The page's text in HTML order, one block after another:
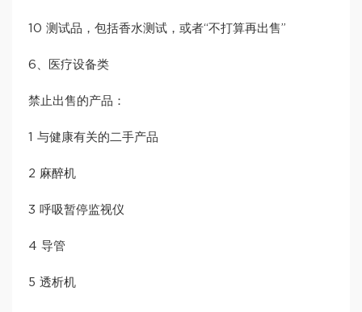
10 测试品，包括香水测试，或者“不打算再出售”
6、医疗设备类
禁止出售的产品：
1 与健康有关的二手产品
2 麻醉机
3 呼吸暂停监视仪
4 导管
5 透析机